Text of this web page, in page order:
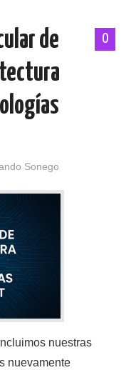
0
de
Sonego
nuestras
nuevamente